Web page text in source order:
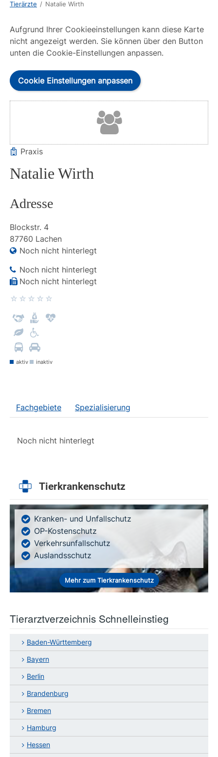
Tierärzte / Natalie Wirth
Aufgrund Ihrer Cookieeinstellungen kann diese Karte
nicht angezeigt werden. Sie können über den Button
unten die Cookie-Einstellungen anpassen.
Cookie Einstellungen anpassen
Praxis
Natalie Wirth
Adresse
Blockstr. 4
87760 Lachen
Noch nicht hinterlegt
Noch nicht hinterlegt
Noch nicht hinterlegt
aktiv inaktiv
Fachgebiete Spezialisierung
Noch nicht hinterlegt
Tierkrankenschutz
Kranken- und Unfallschutz
OP-Kostenschutz
Verkehrsunfallschutz
Auslandsschutz
Mehr zum Tierkrankenschutz
Tierarztverzeichnis Schnelleinstieg
Baden-Württemberg
Bayern
Berlin
Brandenburg
Bremen
Hamburg
Hessen